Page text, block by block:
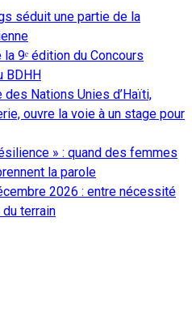
séduit une partie de la
9ᵉ édition du Concours
BDHH
des Nations Unies d’Haïti,
ouvre la voie à un stage pour
» : quand des femmes
la parole
2026 : entre nécessité
terrain